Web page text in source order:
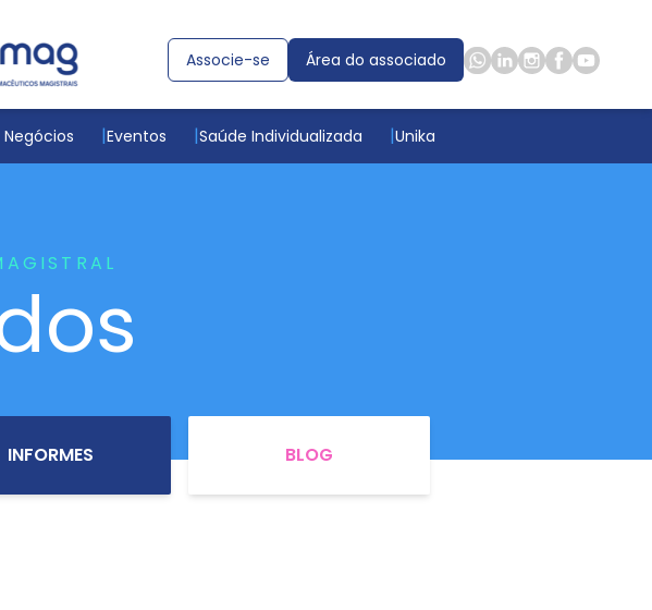
Associe-se Área do associado
Eventos Saúde Individualizada Unika
INFORMES BLOG